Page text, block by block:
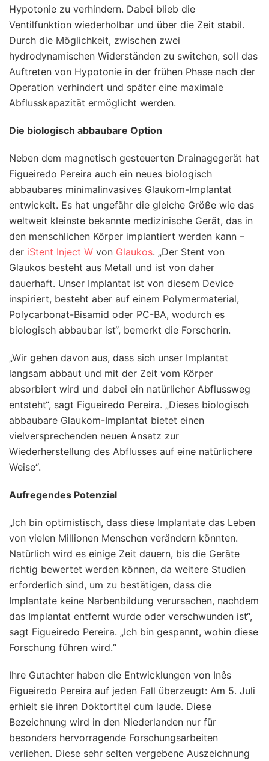
Hypotonie zu verhindern. Dabei blieb die
Ventilfunktion wiederholbar und über die Zeit stabil.
Durch die Möglichkeit, zwischen zwei
hydrodynamischen Widerständen zu switchen, soll das
Auftreten von Hypotonie in der frühen Phase nach der
Operation verhindert und später eine maximale
Abflusskapazität ermöglicht werden.
Die biologisch abbaubare Option
Neben dem magnetisch gesteuerten Drainagegerät hat
Figueiredo Pereira auch ein neues biologisch
abbaubares minimalinvasives Glaukom-Implantat
entwickelt. Es hat ungefähr die gleiche Größe wie das
weltweit kleinste bekannte medizinische Gerät, das in
den menschlichen Körper implantiert werden kann –
der iStent Inject W von Glaukos. „Der Stent von
Glaukos besteht aus Metall und ist von daher
dauerhaft. Unser Implantat ist von diesem Device
inspiriert, besteht aber auf einem Polymermaterial,
Polycarbonat-Bisamid oder PC-BA, wodurch es
biologisch abbaubar ist“, bemerkt die Forscherin.
„Wir gehen davon aus, dass sich unser Implantat
langsam abbaut und mit der Zeit vom Körper
absorbiert wird und dabei ein natürlicher Abflussweg
entsteht“, sagt Figueiredo Pereira. „Dieses biologisch
abbaubare Glaukom-Implantat bietet einen
vielversprechenden neuen Ansatz zur
Wiederherstellung des Abflusses auf eine natürlichere
Weise“.
Aufregendes Potenzial
„Ich bin optimistisch, dass diese Implantate das Leben
von vielen Millionen Menschen verändern könnten.
Natürlich wird es einige Zeit dauern, bis die Geräte
richtig bewertet werden können, da weitere Studien
erforderlich sind, um zu bestätigen, dass die
Implantate keine Narbenbildung verursachen, nachdem
das Implantat entfernt wurde oder verschwunden ist“,
sagt Figueiredo Pereira. „Ich bin gespannt, wohin diese
Forschung führen wird.“
Ihre Gutachter haben die Entwicklungen von Inês
Figueiredo Pereira auf jeden Fall überzeugt: Am 5. Juli
erhielt sie ihren Doktortitel cum laude. Diese
Bezeichnung wird in den Niederlanden nur für
besonders hervorragende Forschungsarbeiten
verliehen. Diese sehr selten vergebene Auszeichnung